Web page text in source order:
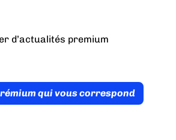
d’actualités premium
qui vous correspond